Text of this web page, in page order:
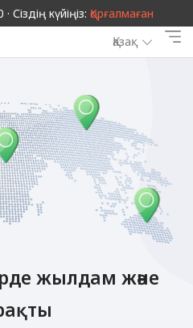
Сіздің күйіңіз: Қорғалмаған
Қазақ
жылдам және